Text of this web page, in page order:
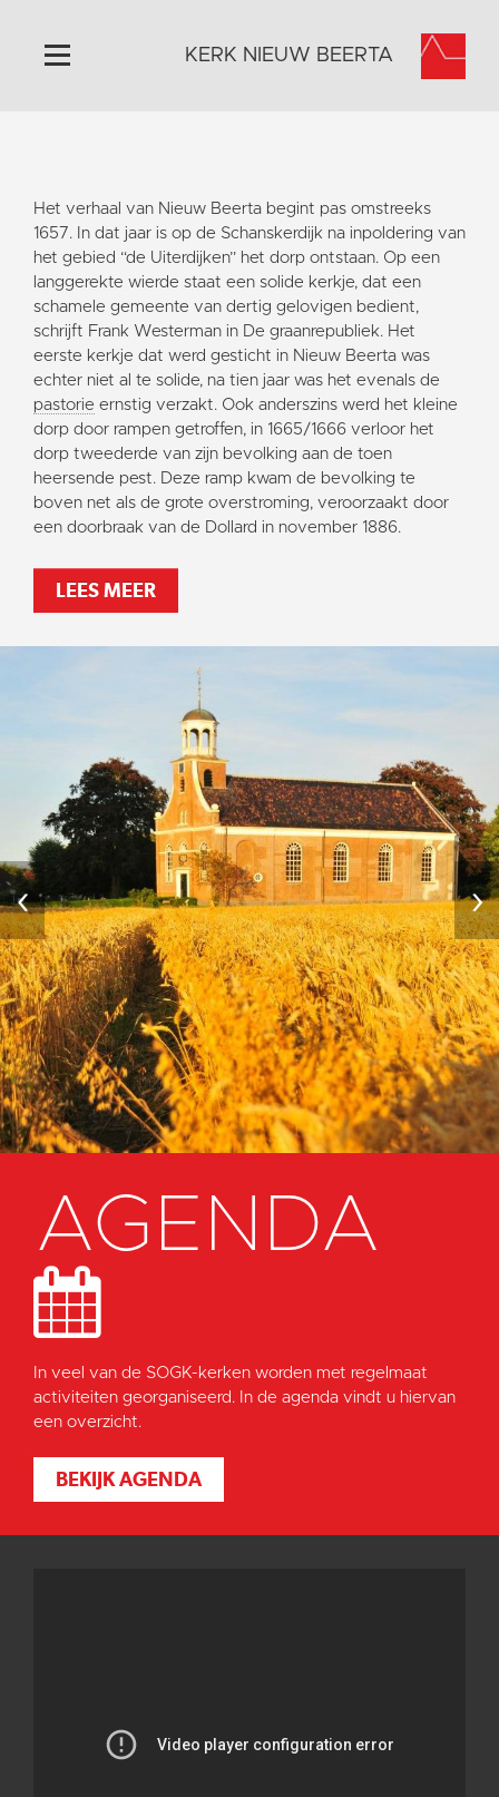
Historie
Omgeving
Activiteiten
Doneer
Contact
Vaktaal
KERK NIEUW BEERTA
Het verhaal van Nieuw Beerta begint pas omstreeks
1657. In dat jaar is op de Schanskerdijk na inpoldering van
het gebied “de Uiterdijken” het dorp ontstaan. Op een
langgerekte wierde staat een solide kerkje, dat een
schamele gemeente van dertig gelovigen bedient,
schrijft Frank Westerman in De graanrepubliek. Het
eerste kerkje dat werd gesticht in Nieuw Beerta was
echter niet al te solide, na tien jaar was het evenals de
pastorie ernstig verzakt. Ook anderszins werd het kleine
dorp door rampen getroffen, in 1665/1666 verloor het
dorp tweederde van zijn bevolking aan de toen
heersende pest. Deze ramp kwam de bevolking te
boven net als de grote overstroming, veroorzaakt door
een doorbraak van de Dollard in november 1886.
LEES MEER
‹ ›
AGENDA
In veel van de SOGK-kerken worden met regelmaat
activiteiten georganiseerd. In de agenda vindt u hiervan
een overzicht.
BEKIJK AGENDA